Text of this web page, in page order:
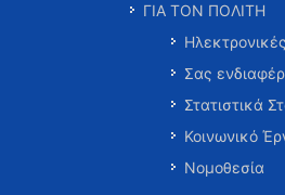
ΓΙΑ ΤΟΝ ΠΟΛΙΤΗ
Σας
Στατιστικά
Κοινωνικό
Νομοθεσία